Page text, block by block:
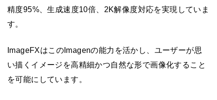
精度95%、生成速度10倍、2K解像度対応を実現していま
す。
ImageFXはこのImagenの能力を活かし、ユーザーが思
い描くイメージを高精細かつ自然な形で画像化すること
を可能にしています。